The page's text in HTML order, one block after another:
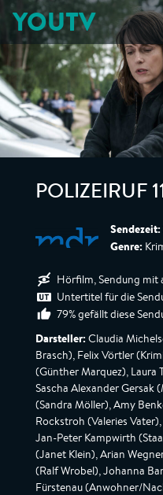
YOUTV
POLIZEIRUF
Sendezeit:
Genre:
Hörfilm, Sendung mit
Untertitel für die
79% gefällt diese
Darsteller: Claudia
Brasch), Felix Vörtler
(Günther Marquez), Laura
Sascha Alexander Gersak
(Sandra Möller), Amy
Rockstroh (Valeries
Jan-Peter Kampwirth
(Janet Klein), Arian
(Ralf Wrobel), Johanna
Fürstenau (Anwohner/